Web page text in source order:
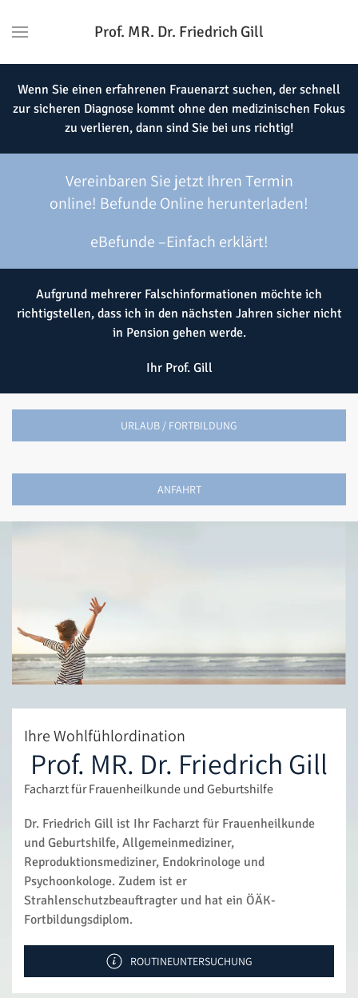
Prof. MR. Dr. Friedrich Gill
Wenn Sie einen erfahrenen Frauenarzt suchen, der schnell
zur sicheren Diagnose kommt ohne den medizinischen Fokus
zu verlieren, dann sind Sie bei uns richtig!
Vereinbaren Sie jetzt Ihren Termin
online! Befunde Online herunterladen!
eBefunde –Einfach erklärt!
Aufgrund mehrerer Falschinformationen möchte ich
richtigstellen, dass ich in den nächsten Jahren sicher nicht
in Pension gehen werde.
Ihr Prof. Gill
URLAUB / FORTBILDUNG
ANFAHRT
Ihre Wohlfühlordination
Prof. MR. Dr. Friedrich Gill
Facharzt für Frauenheilkunde und Geburtshilfe
Dr. Friedrich Gill ist Ihr Facharzt für Frauenheilkunde
und Geburtshilfe, Allgemeinmediziner,
Reproduktionsmediziner, Endokrinologe und
Psychoonkologe. Zudem ist er
Strahlenschutzbeauftragter und hat ein ÖÄK-
Fortbildungsdiplom.
ROUTINEUNTERSUCHUNG